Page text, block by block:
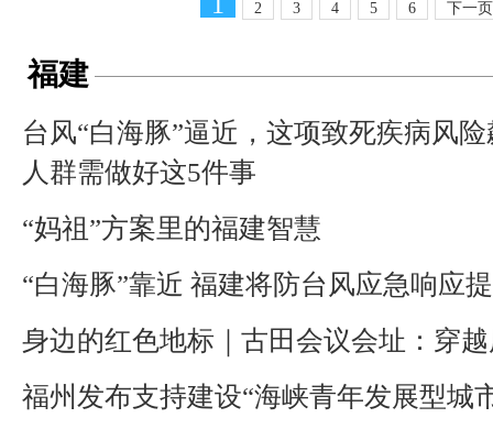
2 3 4 5 6 下一页
福建
台风“白海豚”逼近，这项致死疾病风
人群需做好这5件事
“妈祖”方案里的福建智慧
“白海豚”靠近 福建将防台风应急响应
身边的红色地标｜古田会议会址：穿
福州发布支持建设“海峡青年发展型城